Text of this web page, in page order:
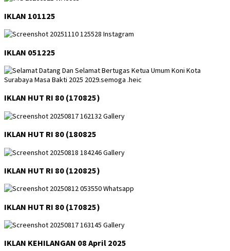
IKLAN 101125
IKLAN 051225
IKLAN HUT RI 80 (170825)
IKLAN HUT RI 80 (180825
IKLAN HUT RI 80 (120825)
IKLAN HUT RI 80 (170825)
IKLAN KEHILANGAN 08 April 2025